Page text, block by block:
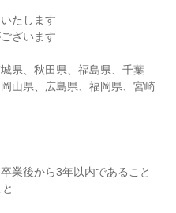
たします
ざいます
県、秋田県、福島県、千葉
山県、広島県、福岡県、宮崎
業後から3年以内であること